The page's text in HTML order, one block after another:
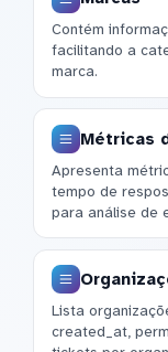
Contém
facilitando a
marca.
Métricas
Apresenta
tempo de
para análise de
Lista
created_at,